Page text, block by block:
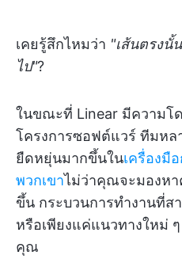
เคยรู้สึกไหมว่า "เส้นตรงนั้
ไป"?
ในขณะที่ Linear มีความโ
โครงการซอฟต์แวร์ ทีมหล
ยืดหยุ่นมากขึ้นในเครื่องมื
พวกเขาไม่ว่าคุณจะมองห
ขึ้น กระบวนการทำงานที่ส
หรือเพียงแค่แนวทางใหม่
คุณ